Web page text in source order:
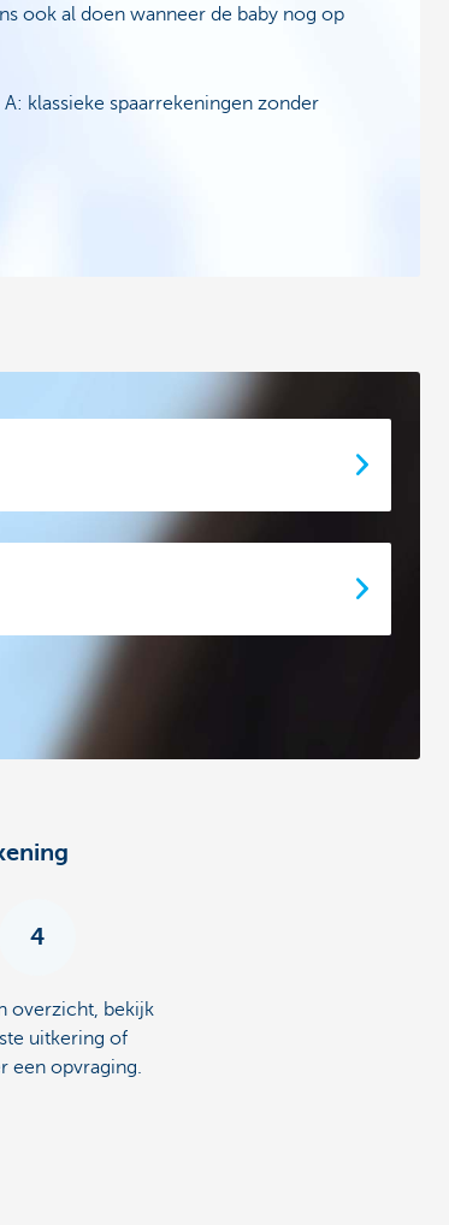
ook al doen wanneer de baby nog op
klassieke spaarrekeningen zonder
4
overzicht, bekijk
uitkering of
een opvraging.